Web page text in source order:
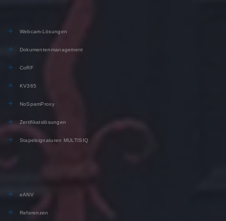
Webcam-Lösungen
Dokumentenmanagement
CoRF
KV365
NoSpamProxy
Zertifikatslösungen
Stapelsignaturen MULTISIQ
eANV
Referenzen